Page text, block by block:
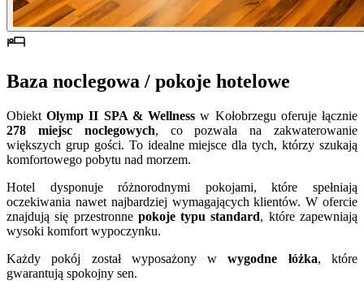
Baza noclegowa / pokoje hotelowe
ObiektOlymp II SPA & Wellness w Kołobrzegu oferuje łącznie
278 miejsc noclegowych, co pozwala na zakwaterowanie
większych grup gości. To idealne miejsce dla tych, którzy szukają
komfortowego pobytu nad morzem.
Hotel dysponuje różnorodnymi pokojami, które spełniają
oczekiwania nawet najbardziej wymagających klientów. W ofercie
znajdują się przestronne pokoje typu standard, które zapewniają
wysoki komfort wypoczynku.
Każdy pokój został wyposażony wwygodne łóżka, które
gwarantują spokojny sen.